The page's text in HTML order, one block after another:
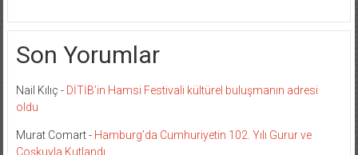
Son Yorumlar
Nail Kılıç - DİTİB’in Hamsi Festivali kültürel buluşmanın adresi
oldu
Murat Comart- Hamburg’da Cumhuriyetin 102. Yılı Gurur ve
Coşkuyla Kutlandı